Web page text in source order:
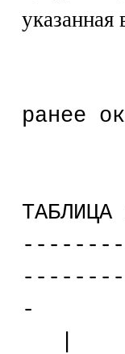
указанная
ранее
ТАБЛИЦА
-